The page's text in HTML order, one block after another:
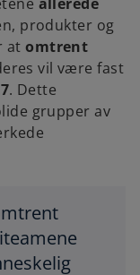
produkter og
atomtrent
vil være fast
. Dette
grupper av